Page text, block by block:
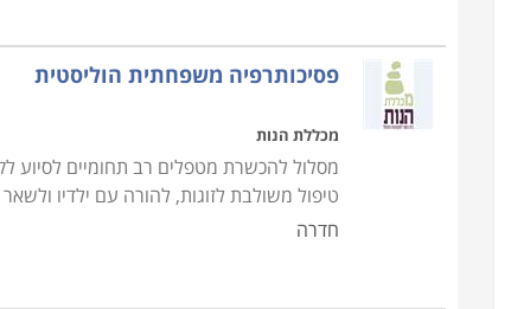
פסיכותרפיה משפחתית הוליסטית
מכללת הנות
מסלול להכשרת מטפלים רב תחומיים לסיוע
טיפול משולבת לזוגות, להורה עם ילדיו
חדרה